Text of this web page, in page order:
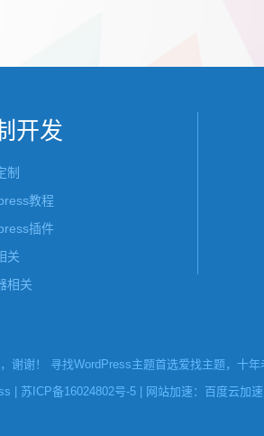
开发
制
教程
插件
关
相关
谢！ 寻找WordPress主题首选爱找主题，十年
苏ICP备16024802号-5| 网站加速： 百度云加速